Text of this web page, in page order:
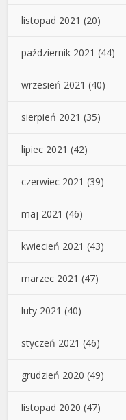
listopad 2021 (20)
październik 2021 (44)
wrzesień 2021 (40)
sierpień 2021 (35)
lipiec 2021 (42)
czerwiec 2021 (39)
maj 2021 (46)
kwiecień 2021 (43)
marzec 2021 (47)
luty 2021 (40)
styczeń 2021 (46)
grudzień 2020 (49)
listopad 2020 (47)